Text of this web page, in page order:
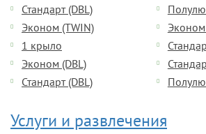
Стандарт (DBL)
Эконом (TWIN)
Эконом
1 крыло
Эконом (DBL)
Стандарт (DBL)
Услуги и развлечения